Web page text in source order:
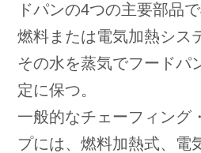
ドパンの4つの主要部品
燃料または電気加熱シス
その水を蒸気でフードパ
定に保つ。
一般的なチェーフィング
プには、燃料加熱式、電